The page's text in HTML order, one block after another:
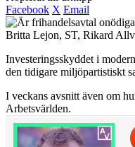
Facebook X Email
Britta Lejon, ST, Rikard
Investeringsskyddet i
den tidigare miljöpartistiskt
I veckans avsnitt även om
Arbetsvärlden.